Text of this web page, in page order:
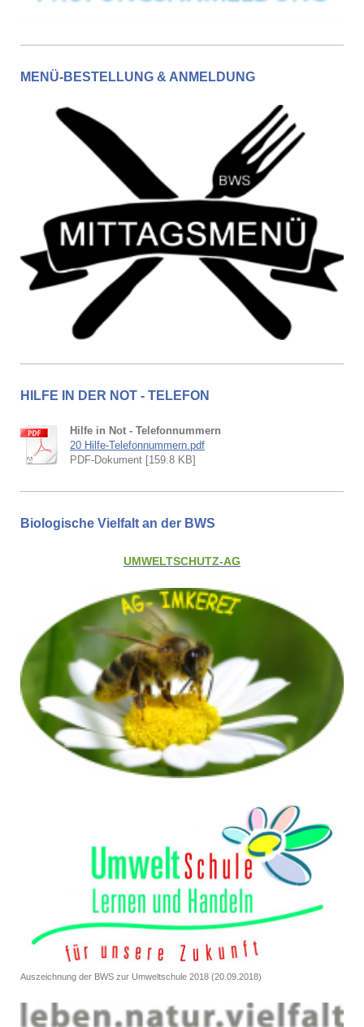
MENÜ-BESTELLUNG & ANMELDUNG
HILFE IN DER NOT - TELEFON
Hilfe in Not - Telefonnummern
20 Hilfe-Telefonnummern.pdf
PDF-Dokument [159.8 KB]
Biologische Vielfalt an der BWS
UMWELTSCHUTZ-AG
Auszeichnung der BWS zur Umweltschule 2018 (20.09.2018)